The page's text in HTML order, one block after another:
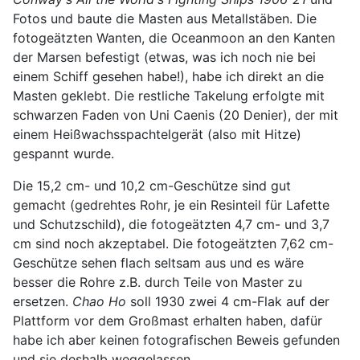
Fotos und baute die Masten aus Metallstäben. Die
fotogeätzten Wanten, die Oceanmoon an den Kanten
der Marsen befestigt (etwas, was ich noch nie bei
einem Schiff gesehen habe!), habe ich direkt an die
Masten geklebt. Die restliche Takelung erfolgte mit
schwarzen Faden von Uni Caenis (20 Denier), der mit
einem Heißwachsspachtelgerät (also mit Hitze)
gespannt wurde.
Die 15,2 cm- und 10,2 cm-Geschütze sind gut
gemacht (gedrehtes Rohr, je ein Resinteil für Lafette
und Schutzschild), die fotogeätzten 4,7 cm- und 3,7
cm sind noch akzeptabel. Die fotogeätzten 7,62 cm-
Geschütze sehen flach seltsam aus und es wäre
besser die Rohre z.B. durch Teile von Master zu
ersetzen. Chao Ho soll 1930 zwei 4 cm-Flak auf der
Plattform vor dem Großmast erhalten haben, dafür
habe ich aber keinen fotografischen Beweis gefunden